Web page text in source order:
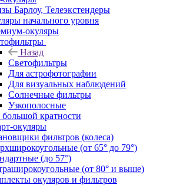
Барлоу, Телеэкстендеры
начального уровня
окуляры
Назад
Светофильтры
Для астрофотографии
Для визуальных наблюдений
Солнечные фильтры
Узкополосные
большой кратности
окуляры
фильтров (колеса)
(от 65° до 79°)
(до 57°)
(от 80° и выше)
окуляров и фильтров